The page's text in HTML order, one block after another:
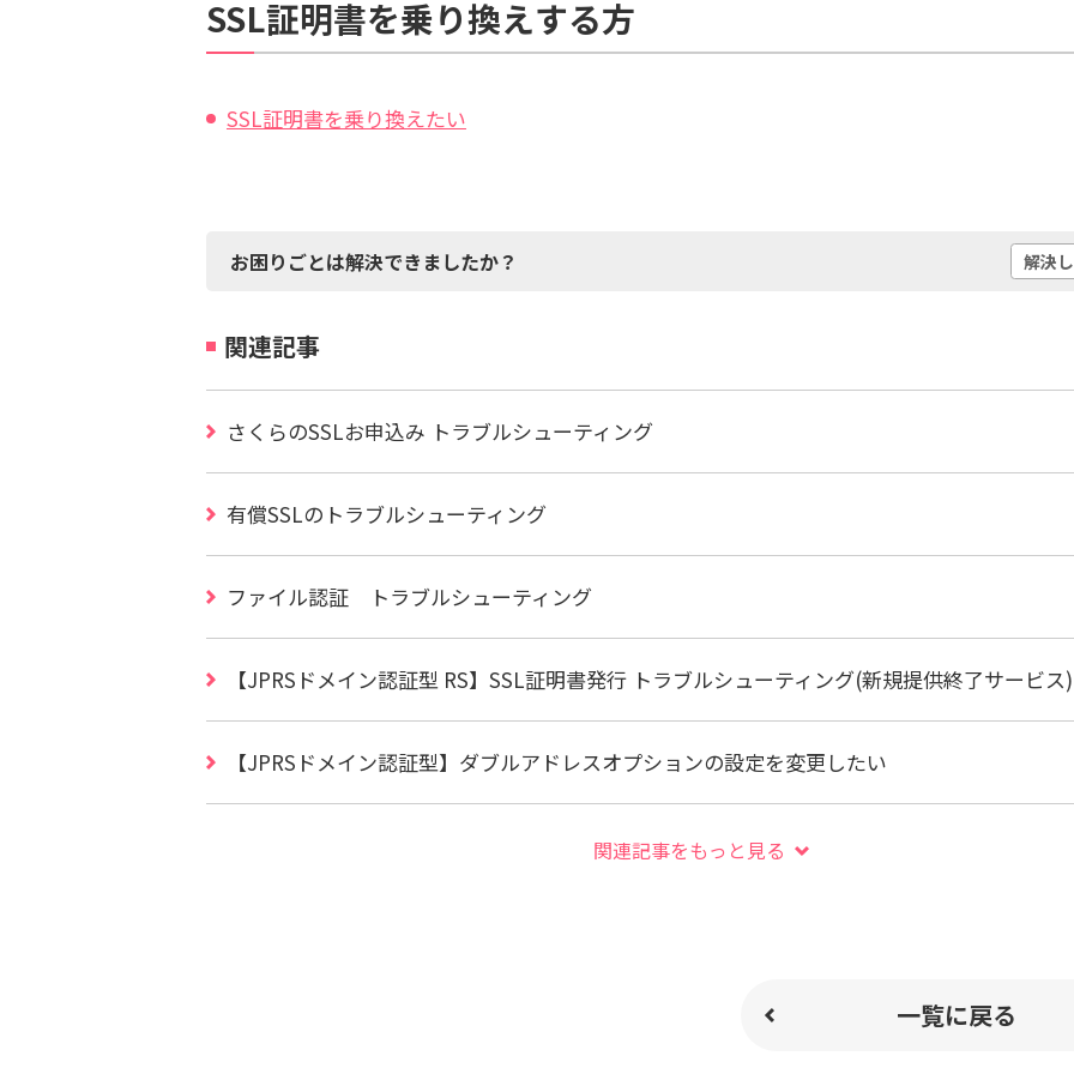
SSL証明書を乗り換えする方
SSL証明書を乗り換えたい
お困りごとは解決できましたか？ 解決
関連記事
さくらのSSLお申込み トラブルシューティング
有償SSLのトラブルシューティング
ファイル認証 トラブルシューティング
【JPRSドメイン認証型 RS】SSL証明書発行 トラブルシューティング(新規提供終了サービス)
【JPRSドメイン認証型】ダブルアドレスオプションの設定を変更したい
関連記事をもっと見る
一覧に戻る